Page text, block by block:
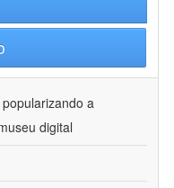
a
digital